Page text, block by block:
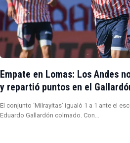
Empate en Lomas: Los Andes
y repartió puntos en el
El conjunto ‘Milrayitas’ igualó 1 a 1 ante el
Eduardo Gallardón colmado. Con…